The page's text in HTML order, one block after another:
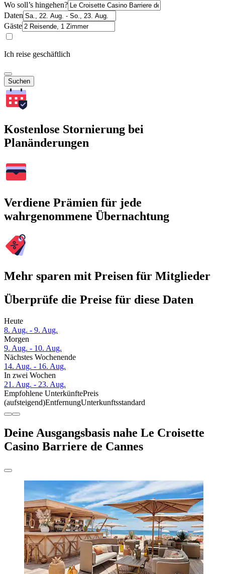
Wo soll’s hingehen?
Daten
Gäste
Ich reise geschäftlich
Suchen
Kostenlose Stornierung bei
Planänderungen
Verdiene Prämien für jede
wahrgenommene Übernachtung
Mehr sparen mit Preisen für Mitglieder
Überprüfe die Preise für diese Daten
Heute
8. Aug. - 9. Aug.
Morgen
9. Aug. - 10. Aug.
Nächstes Wochenende
14. Aug. - 16. Aug.
In zwei Wochen
21. Aug. - 23. Aug.
Empfohlene UnterkünftePreis
(aufsteigend)EntfernungUnterkunftsstandard
Deine Ausgangsbasis nahe Le Croisette
Casino Barriere de Cannes